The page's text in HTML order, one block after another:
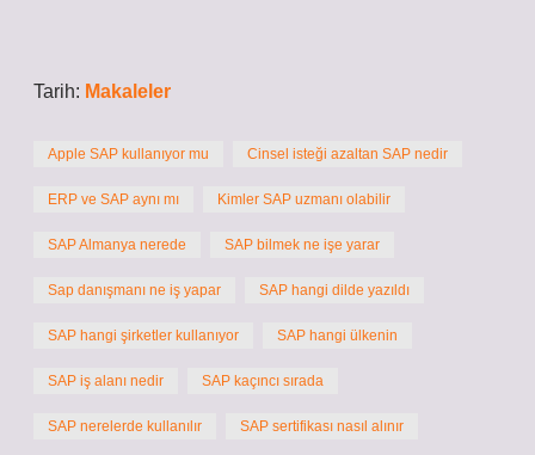
Tarih: Makaleler
Apple SAP kullanıyor mu Cinsel isteği azaltan SAP nedir
ERP ve SAP aynı mı Kimler SAP uzmanı olabilir
SAP Almanya nerede SAP bilmek ne işe yarar
Sap danışmanı ne iş yapar SAP hangi dilde yazıldı
SAP hangi şirketler kullanıyor SAP hangi ülkenin
SAP iş alanı nedir SAP kaçıncı sırada
SAP nerelerde kullanılır SAP sertifikası nasıl alınır